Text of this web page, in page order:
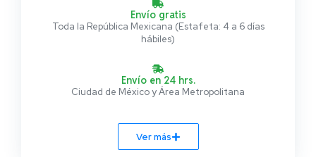
Envío gratis
Toda la República Mexicana (Estafeta: 4 a 6 días
hábiles)
Envío en 24 hrs.
Ciudad de México y Área Metropolitana
Ver más